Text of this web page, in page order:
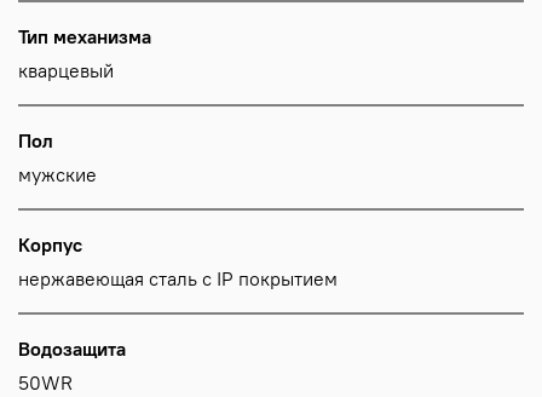
Тип механизма
кварцевый
Пол
мужские
Корпус
нержавеющая сталь с IP покрытием
Водозащита
50WR